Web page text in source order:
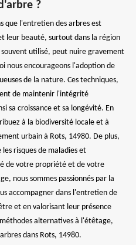
?
que l'entretien des arbres est
leur beauté, surtout dans la région
utilisé, peut nuire gravement
nous encourageons l'adoption de
de la nature. Ces techniques,
de maintenir l'intégrité
sa croissance et sa longévité. En
à la biodiversité locale et à
urbain à Rots, 14980. De plus,
risques de maladies et
de votre propriété et de votre
nous sommes passionnés par la
accompagner dans l'entretien de
et en valorisant leur présence
alternatives à l'étêtage,
dans Rots, 14980.